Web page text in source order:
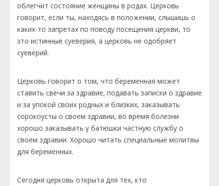
облегчит состояние женщины в родах. Церковь
говорит, если ты, находясь в положении, слышишь о
каких-то запретах по поводу посещения церкви, то
это истинные суеверия, а церковь не одобряет
суеверий.
Церковь говорит о том, что беременная может
ставить свечи за здравие, подавать записки о здравие
и за упокой своих родных и близких, заказывать
сорокоусты о своем здравии, во время болезни
хорошо заказывать у батюшки частную службу о
своем здравии. Хорошо читать специальные молитвы
для беременных.
Сегодня церковь открыта для тех, кто